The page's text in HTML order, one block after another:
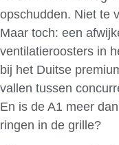
opschudden. Niet te
Maar toch: een
ventilatieroosters in
bij het Duitse
vallen tussen
En is de A1 meer
ringen in de grille?